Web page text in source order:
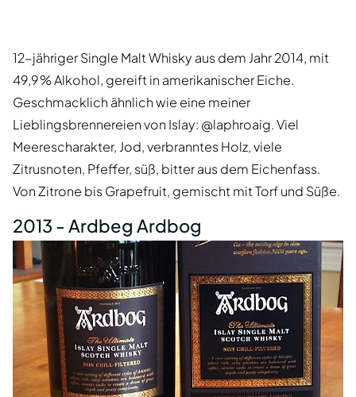
12-jähriger Single Malt Whisky aus dem Jahr 2014, mit
49,9 % Alkohol, gereift in amerikanischer Eiche.
Geschmacklich ähnlich wie eine meiner
Lieblingsbrennereien von Islay: @laphroaig. Viel
Meerescharakter, Jod, verbranntes Holz, viele
Zitrusnoten, Pfeffer, süß, bitter aus dem Eichenfass.
Von Zitrone bis Grapefruit, gemischt mit Torf und Süße.
2013 - Ardbeg Ardbog